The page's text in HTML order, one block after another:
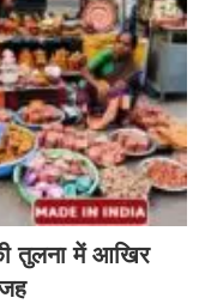
तुलना में आखिर